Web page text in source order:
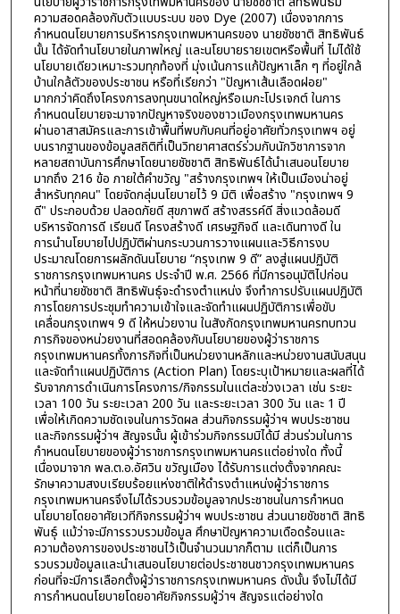
ความสอดคล้องกับตัวแบบระบบ ของ Dye (2007) เนื่องจากการ
กำหนดนโยบายการบริหารกรุงเทพมหานครของ นายชัชชาติ สิทธิพันธ์
นั้น ได้จัดทำนโยบายในภาพใหญ่ และนโยบายรายเขตหรือพื้นที่ ไม่ได้ใช้
นโยบายเดียวเหมาะรวมทุกท้องที่ มุ่งเน้นการแก้ปัญหาเล็ก ๆ ที่อยู่ใกล้
บ้านใกล้ตัวของประชาชน หรือที่เรียกว่า "ปัญหาเส้นเลือดฝอย"
มากกว่าคิดถึงโครงการลงทุนขนาดใหญ่หรือเมกะโปรเจกต์ ในการ
กำหนดนโยบายจะมาจากปัญหาจริงของชาวเมืองกรุงเทพมหานคร
ผ่านอาสาสมัครและการเข้าพื้นที่พบกับคนที่อยู่อาศัยทั่วกรุงเทพฯ อยู่
บนรากฐานของข้อมูลสถิติที่เป็นวิทยาศาสตร์ร่วมกับนักวิชาการจาก
หลายสถาบันการศึกษาโดยนายชัชชาติ สิทธิพันธ์ได้นำเสนอนโยบาย
มากถึง 216 ข้อ ภายใต้คำขวัญ "สร้างกรุงเทพฯ ให้เป็นเมืองน่าอยู่
สำหรับทุกคน" โดยจัดกลุ่มนโยบายไว้ 9 มิติ เพื่อสร้าง "กรุงเทพฯ 9
ดี" ประกอบด้วย ปลอดภัยดี สุขภาพดี สร้างสรรค์ดี สิ่งแวดล้อมดี
บริหารจัดการดี เรียนดี โครงสร้างดี เศรษฐกิจดี และเดินทางดี ใน
การนำนโยบายไปปฏิบัติผ่านกระบวนการวางแผนและวิธีการงบ
ประมาณโดยการผลักดันนโยบาย “กรุงเทพ 9 ดี” ลงสู่แผนปฏิบัติ
ราชการกรุงเทพมหานคร ประจำปี พ.ศ. 2566 ที่มีการอนุมัติไปก่อน
หน้าที่นายชัชชาติ สิทธิพันธุ์จะดำรงตำแหน่ง จึงทำการปรับแผนปฏิบัติ
การโดยการประชุมทำความเข้าใจและจัดทำแผนปฏิบัติการเพื่อขับ
เคลื่อนกรุงเทพฯ 9 ดี ให้หน่วยงาน ในสังกัดกรุงเทพมหานครทบทวน
ภารกิจของหน่วยงานที่สอดคล้องกับนโยบายของผู้ว่าราชการ
กรุงเทพมหานครทั้งภารกิจที่เป็นหน่วยงานหลักและหน่วยงานสนับสนุน
และจัดทำแผนปฏิบัติการ (Action Plan) โดยระบุเป้าหมายและผลที่ได้
รับจากการดำเนินการโครงการ/กิจกรรมในแต่ละช่วงเวลา เช่น ระยะ
เวลา 100 วัน ระยะเวลา 200 วัน และระยะเวลา 300 วัน และ 1 ปี
เพื่อให้เกิดความชัดเจนในการวัดผล ส่วนกิจกรรมผู้ว่าฯ พบประชาชน
และกิจกรรมผู้ว่าฯ สัญจรนั้น ผู้เข้าร่วมกิจกรรมมิได้มี ส่วนร่วมในการ
กำหนดนโยบายของผู้ว่าราชการกรุงเทพมหานครแต่อย่างใด ทั้งนี้
เนื่องมาจาก พล.ต.อ.อัศวิน ขวัญเมือง ได้รับการแต่งตั้งจากคณะ
รักษาความสงบเรียบร้อยแห่งชาติให้ดำรงตำแหน่งผู้ว่าราชการ
กรุงเทพมหานครจึงไม่ได้รวบรวมข้อมูลจากประชาชนในการกำหนด
นโยบายโดยอาศัยเวทีกิจกรรมผู้ว่าฯ พบประชาชน ส่วนนายชัชชาติ สิทธิ
พันธุ์ แม้ว่าจะมีการรวบรวมข้อมูล ศึกษาปัญหาความเดือดร้อนและ
ความต้องการของประชาชนไว้เป็นจำนวนมากก็ตาม แต่ก็เป็นการ
รวบรวมข้อมูลและนำเสนอนโยบายต่อประชาชนชาวกรุงเทพมหานคร
ก่อนที่จะมีการเลือกตั้งผู้ว่าราชการกรุงเทพมหานคร ดังนั้น จึงไม่ได้มี
การกำหนดนโยบายโดยอาศัยกิจกรรมผู้ว่าฯ สัญจรแต่อย่างใด